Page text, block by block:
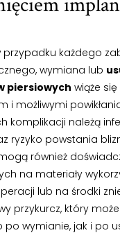
przypadku każdego
wymiana lub
piersiowych wiąże
i możliwymi
komplikacji należą
ryzyko powstania
również
na materiały
lub na środki
przykurcz, który
po wymianie, jak i po